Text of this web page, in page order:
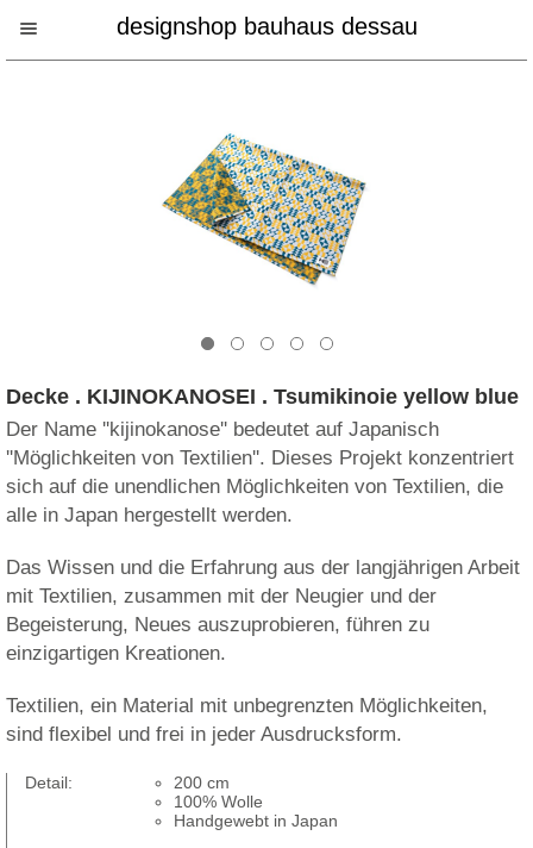
designshop bauhaus dessau
Decke . KIJINOKANOSEI . Tsumikinoie yellow blue
Der Name ''kijinokanose'' bedeutet auf Japanisch
''Möglichkeiten von Textilien''. Dieses Projekt konzentriert
sich auf die unendlichen Möglichkeiten von Textilien, die
alle in Japan hergestellt werden.
Das Wissen und die Erfahrung aus der langjährigen Arbeit
mit Textilien, zusammen mit der Neugier und der
Begeisterung, Neues auszuprobieren, führen zu
einzigartigen Kreationen.
Textilien, ein Material mit unbegrenzten Möglichkeiten,
sind flexibel und frei in jeder Ausdrucksform.
Detail:
200 cm
100% Wolle
Handgewebt in Japan